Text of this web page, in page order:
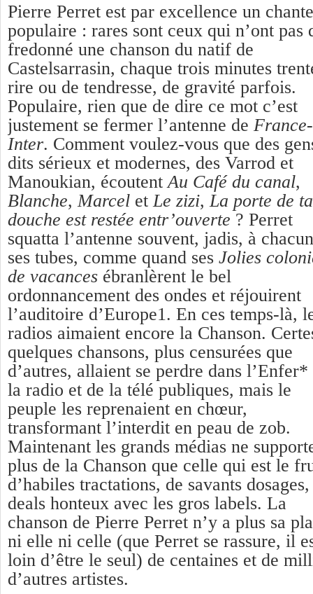
Pierre Perret est par excellence un
populaire : rares sont ceux qui n’ont pas
fredonné une chanson du natif de
Castelsarrasin, chaque trois minutes
rire ou de tendresse, de gravité parfois.
Populaire, rien que de dire ce mot c’est
justement se fermer l’antenne de France-
Inter. Comment voulez-vous que des
dits sérieux et modernes, des Varrod et
Manoukian, écoutent Au Café du canal,
Blanche, Marcel et Le zizi, La porte de ta
douche est restée entr’ouverte ? Perret
squatta l’antenne souvent, jadis, à
ses tubes, comme quand ses Jolies
de vacances ébranlèrent le bel
ordonnancement des ondes et réjouirent
l’auditoire d’Europe1. En ces temps-là,
radios aimaient encore la Chanson.
quelques chansons, plus censurées que
d’autres, allaient se perdre dans l’Enfer*
la radio et de la télé publiques, mais le
peuple les reprenaient en chœur,
transformant l’interdit en peau de zob.
Maintenant les grands médias ne
plus de la Chanson que celle qui est le
d’habiles tractations, de savants
deals honteux avec les gros labels. La
chanson de Pierre Perret n’y a plus sa
ni elle ni celle (que Perret se rassure, il
loin d’être le seul) de centaines et de
d’autres artistes.